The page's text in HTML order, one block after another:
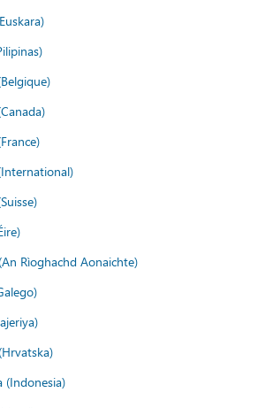
Rìoghachd Aonaichte)
(Indonesia)